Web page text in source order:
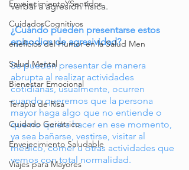
EnvejecimientoYSentidos
CuidadosCognitivos
eneficios del Humor en la Salud Men
Salud Mental
Bienestar Emocional
Terapia de Risa
Cuidado Geriátrico
Envejecimiento Saludable
Viajes para Mayores
verbal a agresión física.
¿Cuándo pueden presentarse estos
episodios de agresividad?
Se pueden presentar de manera
abrupta al realizar actividades
cotidianas, usualmente, ocurren
cuando queremos que la persona
mayor haga algo que no entiende o
que no quiera hacer en ese momento,
ya sea bañarse, vestirse, visitar al
médico, comer u otras actividades que
vemos con total normalidad.